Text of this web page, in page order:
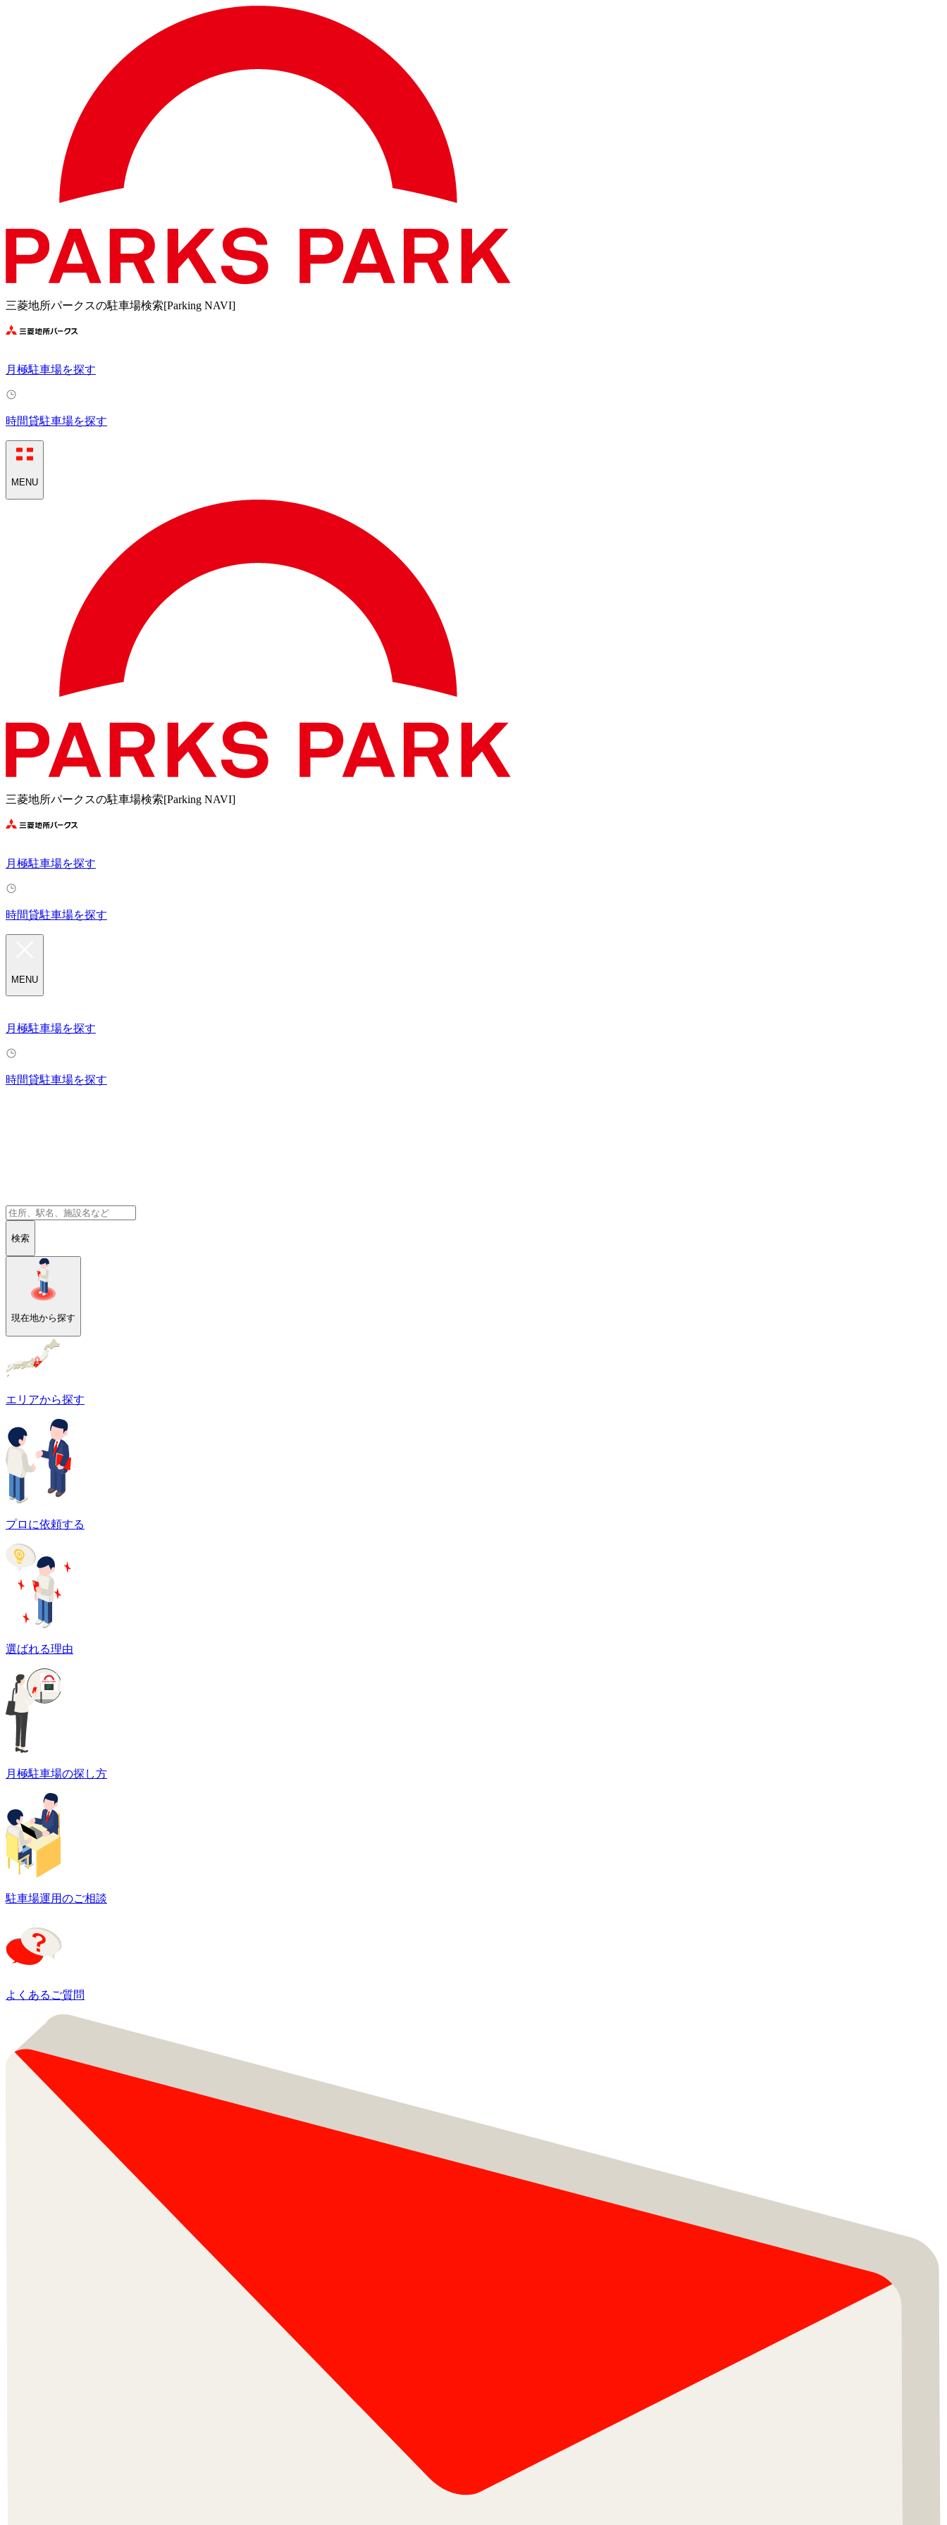
三菱地所パークスの駐車場検索[Parking NAVI]
月極駐車場を探す
時間貸駐車場を探す
MENU
三菱地所パークスの駐車場検索[Parking NAVI]
月極駐車場を探す
時間貸駐車場を探す
MENU
月極駐車場を探す
時間貸駐車場を探す
検索
現在地から探す
エリアから探す
プロに依頼する
選ばれる理由
月極駐車場の探し方
駐車場運用のご相談
よくあるご質問